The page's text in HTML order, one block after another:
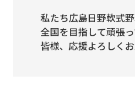
私たち広島日野軟式野
全国を目指して頑張っ
皆様、応援よろしく